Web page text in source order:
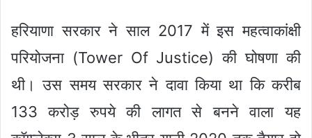
हरियाणा सरकार ने साल 2017 में इस महत्वाकांक्षी
परियोजना (Tower Of Justice) की घोषणा की
थी। उस समय सरकार ने दावा किया था कि करीब
133 करोड़ रुपये की लागत से बनने वाला यह